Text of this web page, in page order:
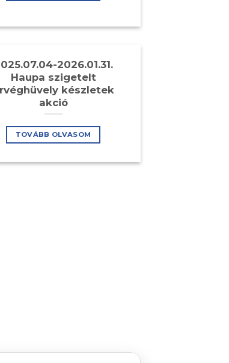
2026.01.31.
Haupa szigetelt
készletek
akció
TOVÁBB OLVASOM